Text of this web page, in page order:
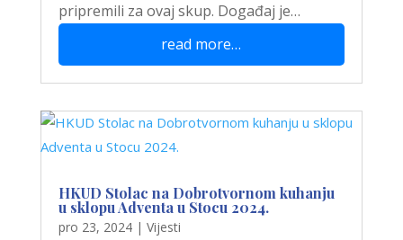
pripremili za ovaj skup. Događaj je…
read more…
HKUD Stolac na Dobrotvornom kuhanju
u sklopu Adventa u Stocu 2024.
pro 23, 2024| Vijesti